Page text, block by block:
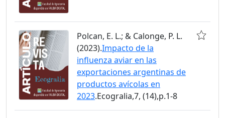
Polcan, E. L.; & Calonge, P. L.
(2023).Impacto de la
influenza aviar en las
exportaciones argentinas de
productos avícolas en
2023.Ecogralia,7, (14),p.1-8